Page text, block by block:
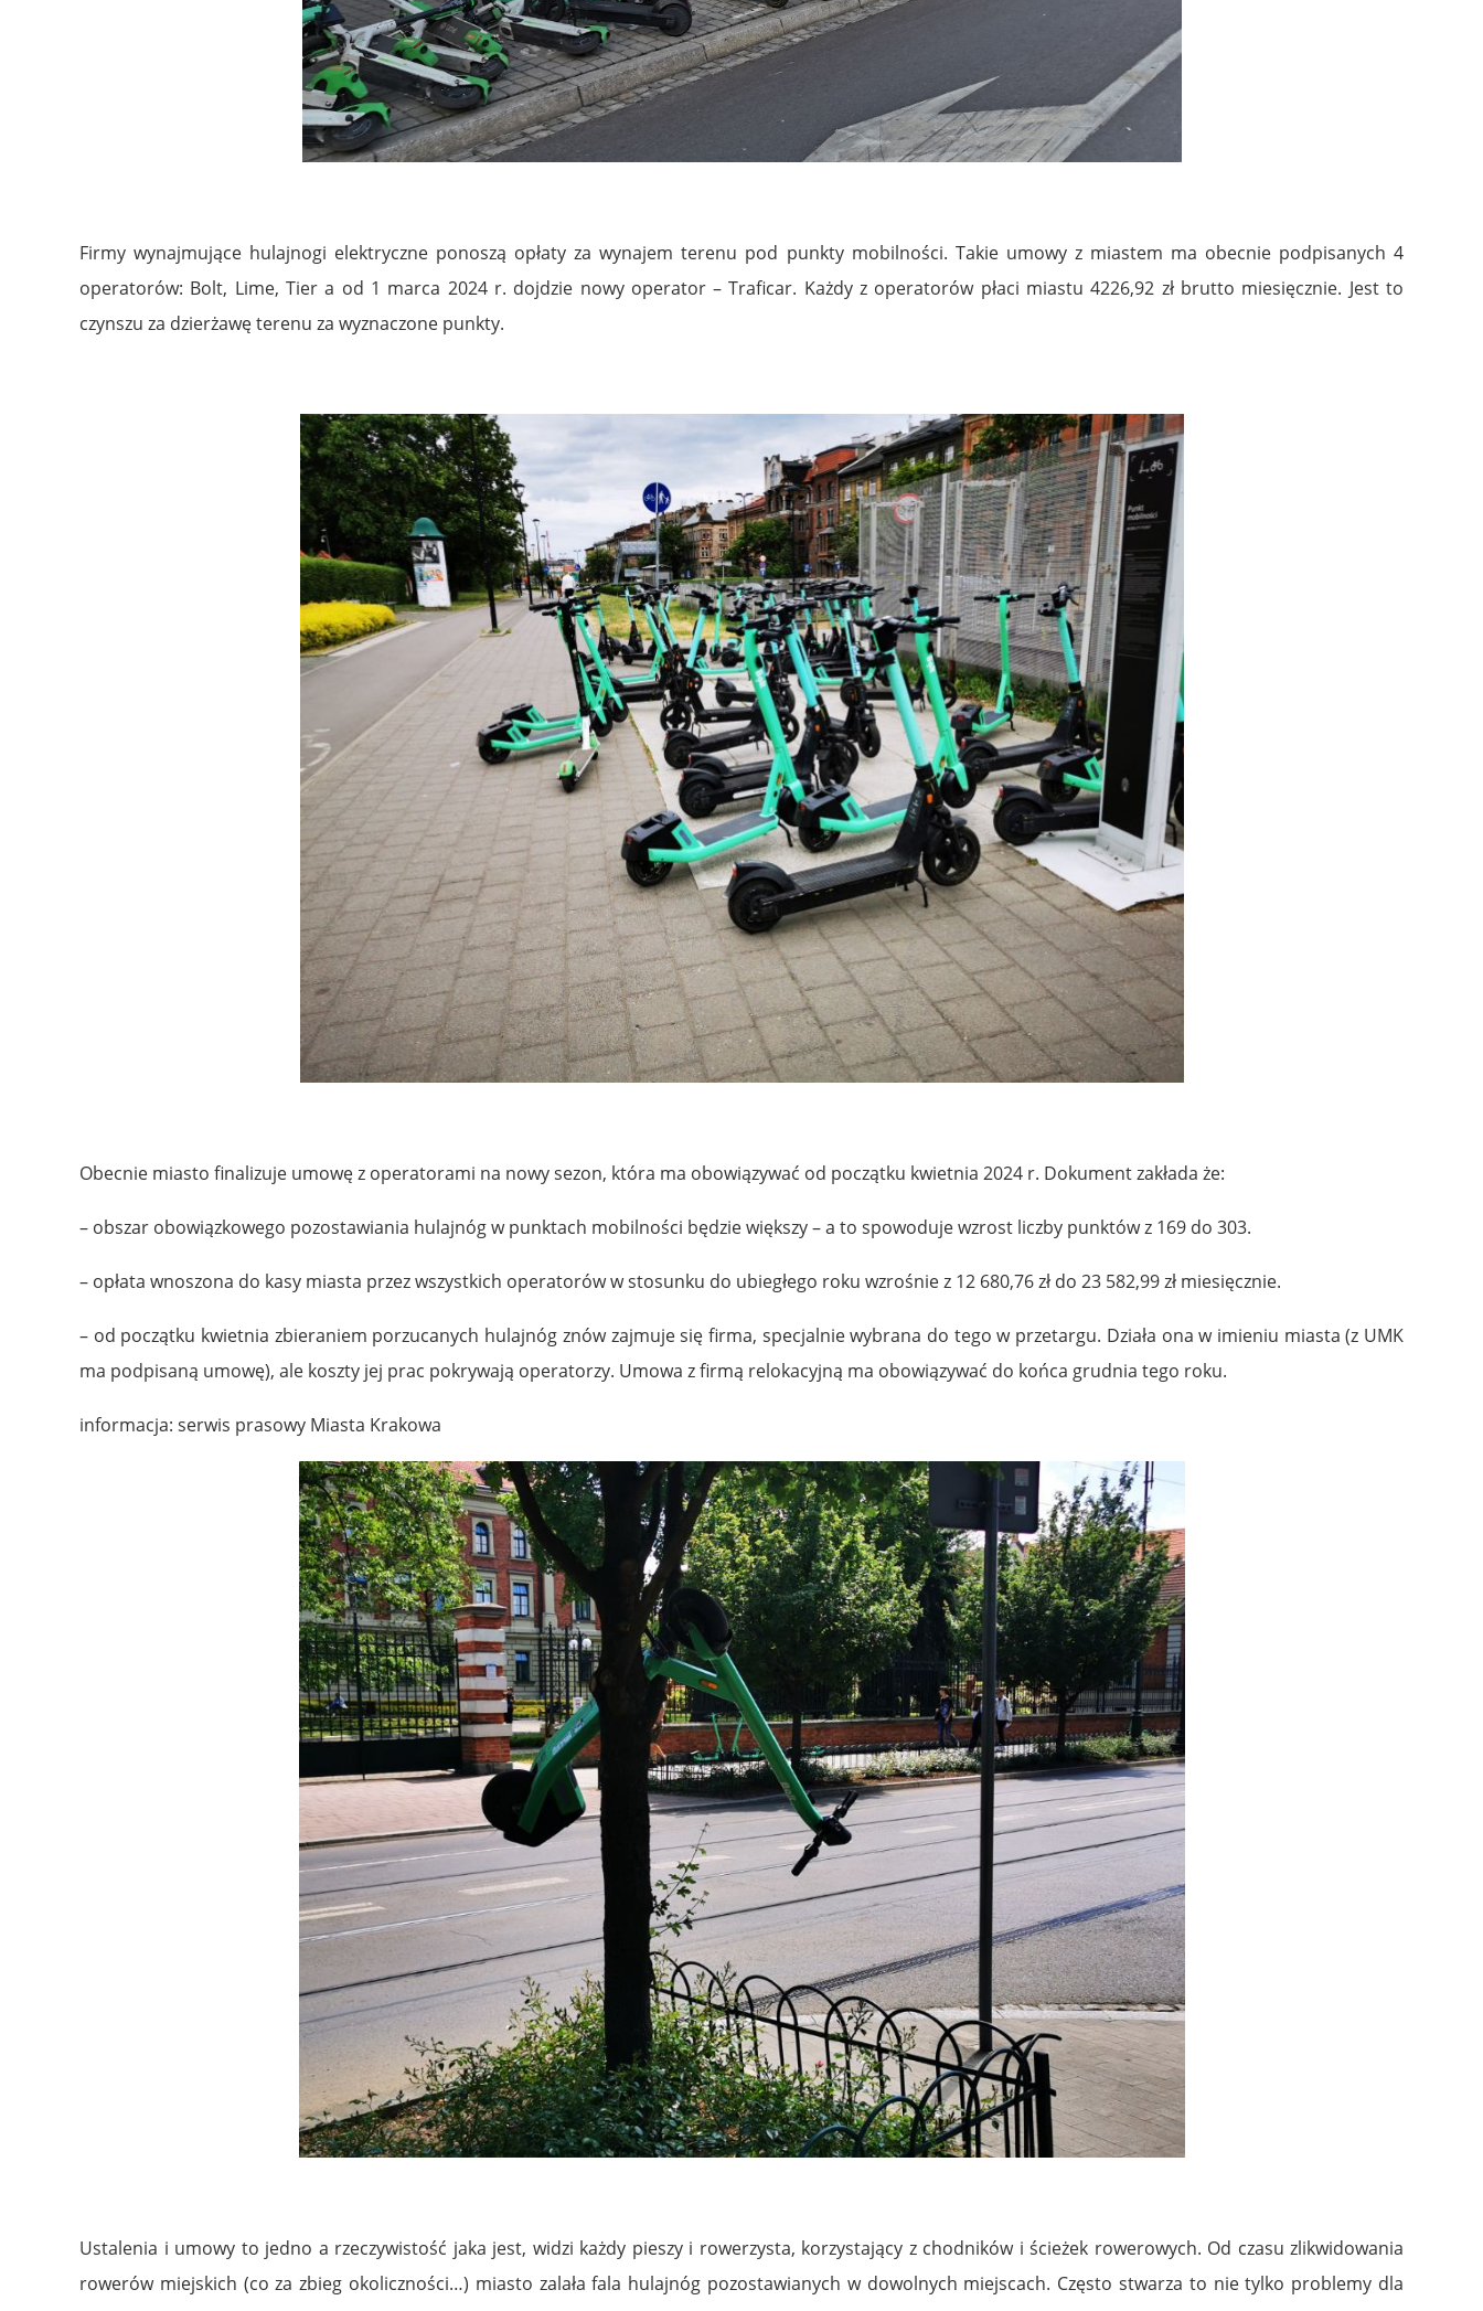
Firmy wynajmujące hulajnogi elektryczne ponoszą opłaty za wynajem terenu pod punkty mobilności. Takie umowy z miastem ma obecnie podpisanych 4
operatorów: Bolt, Lime, Tier a od 1 marca 2024 r. dojdzie nowy operator – Traficar. Każdy z operatorów płaci miastu 4226,92 zł brutto miesięcznie. Jest to
czynszu za dzierżawę terenu za wyznaczone punkty.
Obecnie miasto finalizuje umowę z operatorami na nowy sezon, która ma obowiązywać od początku kwietnia 2024 r. Dokument zakłada że:
– obszar obowiązkowego pozostawiania hulajnóg w punktach mobilności będzie większy – a to spowoduje wzrost liczby punktów z 169 do 303.
– opłata wnoszona do kasy miasta przez wszystkich operatorów w stosunku do ubiegłego roku wzrośnie z 12 680,76 zł do 23 582,99 zł miesięcznie.
– od początku kwietnia zbieraniem porzucanych hulajnóg znów zajmuje się firma, specjalnie wybrana do tego w przetargu. Działa ona w imieniu miasta (z UMK
ma podpisaną umowę), ale koszty jej prac pokrywają operatorzy. Umowa z firmą relokacyjną ma obowiązywać do końca grudnia tego roku.
informacja: serwis prasowy Miasta Krakowa
Ustalenia i umowy to jedno a rzeczywistość jaka jest, widzi każdy pieszy i rowerzysta, korzystający z chodników i ścieżek rowerowych. Od czasu zlikwidowania
rowerów miejskich (co za zbieg okoliczności…) miasto zalała fala hulajnóg pozostawianych w dowolnych miejscach. Często stwarza to nie tylko problemy dla